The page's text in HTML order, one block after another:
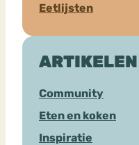
Eetlijsten
ARTIKELEN
Community
Eten en koken
Inspiratie